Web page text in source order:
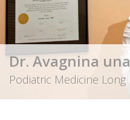
Pioniere
Primo centro di